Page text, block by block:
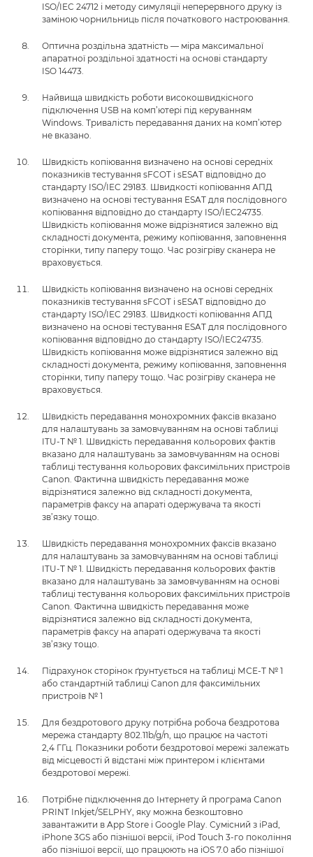
ISO/IEC 24712 і методу симуляції неперервного друку із
заміною чорнильниць після початкового настроювання.
Оптична роздільна здатність — міра максимальної
апаратної роздільної здатності на основі стандарту
ISO 14473.
Найвища швидкість роботи високошвидкісного
підключення USB на комп’ютері під керуванням
Windows. Тривалість передавання даних на комп’ютер
не вказано.
Швидкість копіювання визначено на основі середніх
показників тестування sFCOT і sESAT відповідно до
стандарту ISO/IEC 29183. Швидкості копіювання АПД
визначено на основі тестування ESAT для послідовного
копіювання відповідно до стандарту ISO/IEC24735.
Швидкість копіювання може відрізнятися залежно від
складності документа, режиму копіювання, заповнення
сторінки, типу паперу тощо. Час розігріву сканера не
враховується.
Швидкість копіювання визначено на основі середніх
показників тестування sFCOT і sESAT відповідно до
стандарту ISO/IEC 29183. Швидкості копіювання АПД
визначено на основі тестування ESAT для послідовного
копіювання відповідно до стандарту ISO/IEC24735.
Швидкість копіювання може відрізнятися залежно від
складності документа, режиму копіювання, заповнення
сторінки, типу паперу тощо. Час розігріву сканера не
враховується.
Швидкість передавання монохромних факсів вказано
для налаштувань за замовчуванням на основі таблиці
ITU-T № 1. Швидкість передавання кольорових фактів
вказано для налаштувань за замовчуванням на основі
таблиці тестування кольорових факсимільних пристроїв
Canon. Фактична швидкість передавання може
відрізнятися залежно від складності документа,
параметрів факсу на апараті одержувача та якості
зв’язку тощо.
Швидкість передавання монохромних факсів вказано
для налаштувань за замовчуванням на основі таблиці
ITU-T № 1. Швидкість передавання кольорових фактів
вказано для налаштувань за замовчуванням на основі
таблиці тестування кольорових факсимільних пристроїв
Canon. Фактична швидкість передавання може
відрізнятися залежно від складності документа,
параметрів факсу на апараті одержувача та якості
зв’язку тощо.
Підрахунок сторінок ґрунтується на таблиці МСЕ-Т № 1
або стандартній таблиці Canon для факсимільних
пристроїв № 1
Для бездротового друку потрібна робоча бездротова
мережа стандарту 802.11b/g/n, що працює на частоті
2,4 ГГц. Показники роботи бездротової мережі залежать
від місцевості й відстані між принтером і клієнтами
бездротової мережі.
Потрібне підключення до Інтернету й програма Canon
PRINT Inkjet/SELPHY, яку можна безкоштовно
завантажити в App Store і Google Play. Сумісний з iPad,
iPhone 3GS або пізнішої версії, iPod Touch 3-го покоління
або пізнішої версії, що працюють на iOS 7.0 або пізнішої